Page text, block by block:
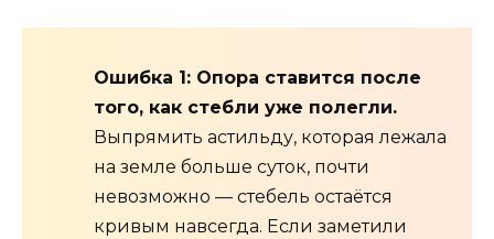
Ошибка 1: Опора ставится после
того, как стебли уже полегли.
Выпрямить астильду, которая лежала
на земле больше суток, почти
невозможно — стебель остаётся
кривым навсегда. Если заметили